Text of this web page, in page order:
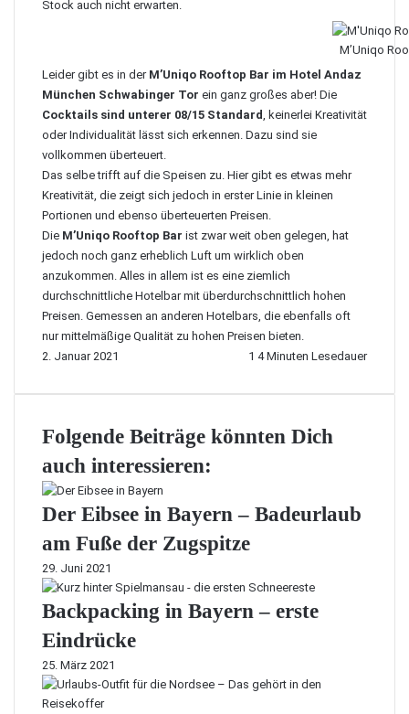
Stock auch nicht erwarten.
M’Uniqo
Leider gibt es in der M’Uniqo Rooftop Bar im Hotel Andaz
München Schwabinger Tor ein ganz großes aber! Die
Cocktails sind unterer 08/15 Standard
, keinerlei Kreativität
oder Individualität lässt sich erkennen. Dazu sind sie
vollkommen überteuert.
Das selbe trifft auf die Speisen zu. Hier gibt es etwas mehr
Kreativität, die zeigt sich jedoch in erster Linie in kleinen
Portionen und ebenso überteuerten Preisen.
Die M’Uniqo Rooftop Bar ist zwar weit oben gelegen, hat
jedoch noch ganz erheblich Luft um wirklich oben
anzukommen. Alles in allem ist es eine ziemlich
durchschnittliche Hotelbar mit überdurchschnittlich hohen
Preisen. Gemessen an anderen Hotelbars, die ebenfalls oft
nur mittelmäßige Qualität zu hohen Preisen bieten.
2. Januar 2021
1 4 Minuten Lesedauer
Folgende Beiträge könnten Dich
auch interessieren:
Der Eibsee in Bayern – Badeurlaub
am Fuße der Zugspitze
29. Juni 2021
Backpacking in Bayern – erste
Eindrücke
25. März 2021